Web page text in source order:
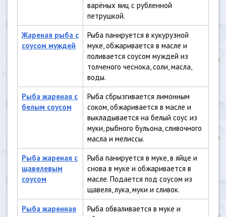
варёных яиц с рубленной
петрушкой.
Жареная рыба с
соусом муждей
Рыба панируется в кукурузной
муке, обжаривается в масле и
поливается соусом муждей из
толченого чеснока, соли, масла,
воды.
Рыба жареная с
белым соусом
Рыба сбрызгивается лимонным
соком, обжаривается в масле и
выкладывается на белый соус из
муки, рыбного бульона, сливочного
масла и мелиссы.
Рыба жареная с
щавелевым
соусом
Рыба панируется в муке, в яйце и
снова в муке и обжаривается в
масле. Подается под соусом из
щавеля, лука, муки и сливок.
Рыба жаренная
Рыба обваливается в муке и